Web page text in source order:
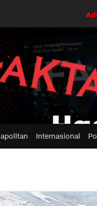
Internasional